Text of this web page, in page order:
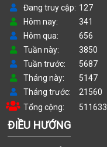
Đang truy cập
127
Hôm nay
341
Hôm qua
656
Tuần này
3850
Tuần trước
5687
Tháng này
5147
Tháng trước
21560
Tổng cộng
511633
ĐIỀU HƯỚNG